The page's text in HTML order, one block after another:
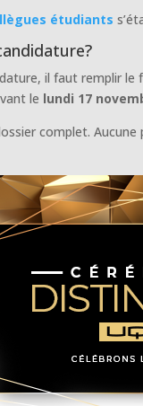
étudiants
il faut remplir
le lundi 17
complet. Aucune